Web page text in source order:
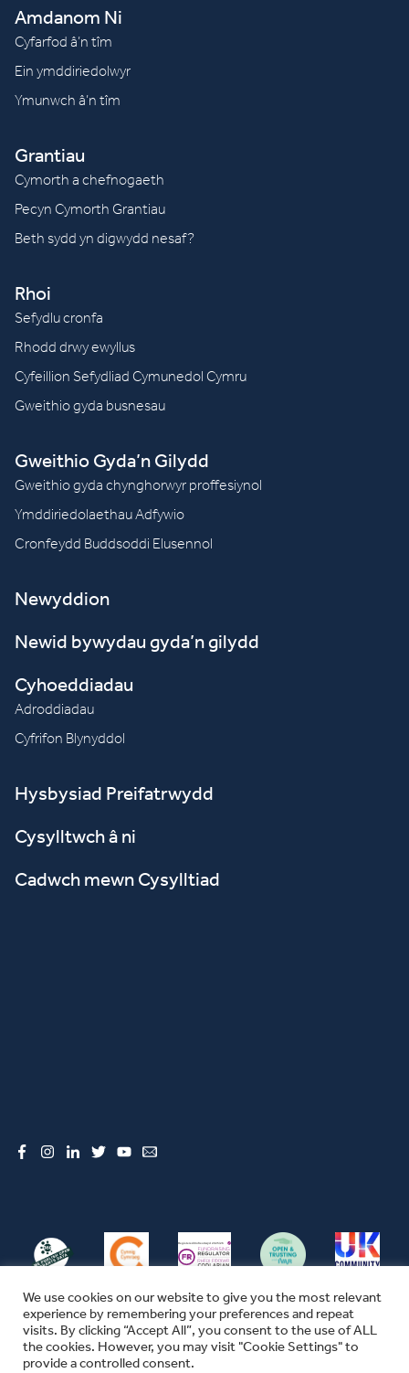
Amdanom Ni
Cyfarfod â’n tîm
Ein ymddiriedolwyr
Ymunwch â’n tîm
Grantiau
Cymorth a chefnogaeth
Pecyn Cymorth Grantiau
Beth sydd yn digwydd nesaf?
Rhoi
Sefydlu cronfa
Rhodd drwy ewyllus
Cyfeillion Sefydliad Cymunedol Cymru
Gweithio gyda busnesau
Gweithio Gyda’n Gilydd
Gweithio gyda chynghorwyr proffesiynol
Ymddiriedolaethau Adfywio
Cronfeydd Buddsoddi Elusennol
Newyddion
Newid bywydau gyda’n gilydd
Cyhoeddiadau
Adroddiadau
Cyfrifon Blynyddol
Hysbysiad Preifatrwydd
Cysylltwch â ni
Cadwch mewn Cysylltiad
© CFW 2026 ALL RIGHTS RESERVED
We use cookies on our website to give you the most relevant
experience by remembering your preferences and repeat
visits. By clicking “Accept All”, you consent to the use of ALL
the cookies. However, you may visit "Cookie Settings" to
provide a controlled consent.